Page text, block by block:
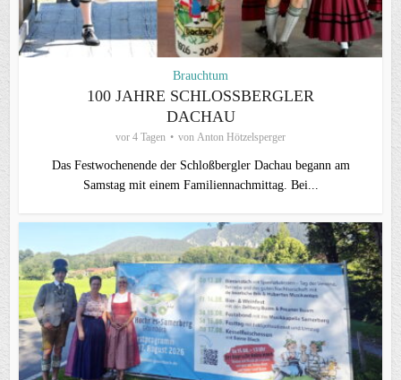
Brauchtum
100 JAHRE SCHLOSSBERGLER D
ACHAU
vor 4 Tagen von Anton Hötzelsperger
Das Festwochenende der Schloßbergler Dachau begann am
Samstag mit einem Familiennachmittag. Bei...